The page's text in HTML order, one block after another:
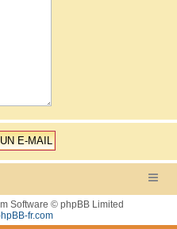
Software © phpBB Limited
fr.com